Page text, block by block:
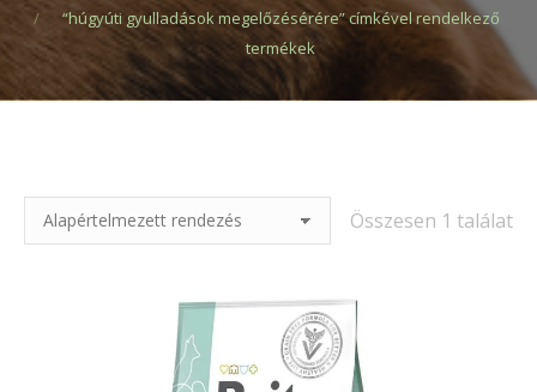
“húgyúti gyulladások megelőzésérére” címkével rendelkező
termékek
Összesen 1 találat